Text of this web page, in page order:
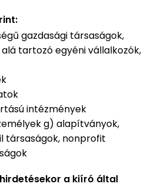
gazdasági társaságok,
tartozó egyéni vállalkozók,
intézmények
g) alapítványok,
társaságok, nonprofit
a kiíró által